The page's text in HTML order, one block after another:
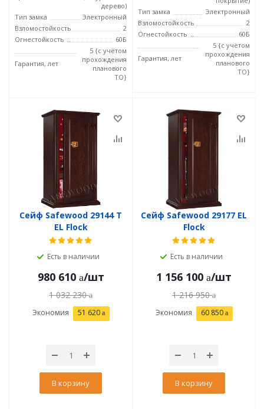
дерево)
Тип замка
Электронный
Взломостойкость
2
Огнестойкость
60Б
Гарантия, лет
5 {с учётом
прохождения
планового
ТО}
Тип замка
Электронный
Взломостойкость
2
Огнестойкость
60Б
Гарантия, лет
5 {с учётом
прохождения
планового
ТО}
Сейф Safewood 29144 T
EL Flock
Есть в наличии
980 610 /шт
1 032 230
Экономия 51 620
В корзину
Сейф Safewood 29177 EL
Flock
Есть в наличии
1 156 100 /шт
1 216 950
Экономия 60 850
В корзину